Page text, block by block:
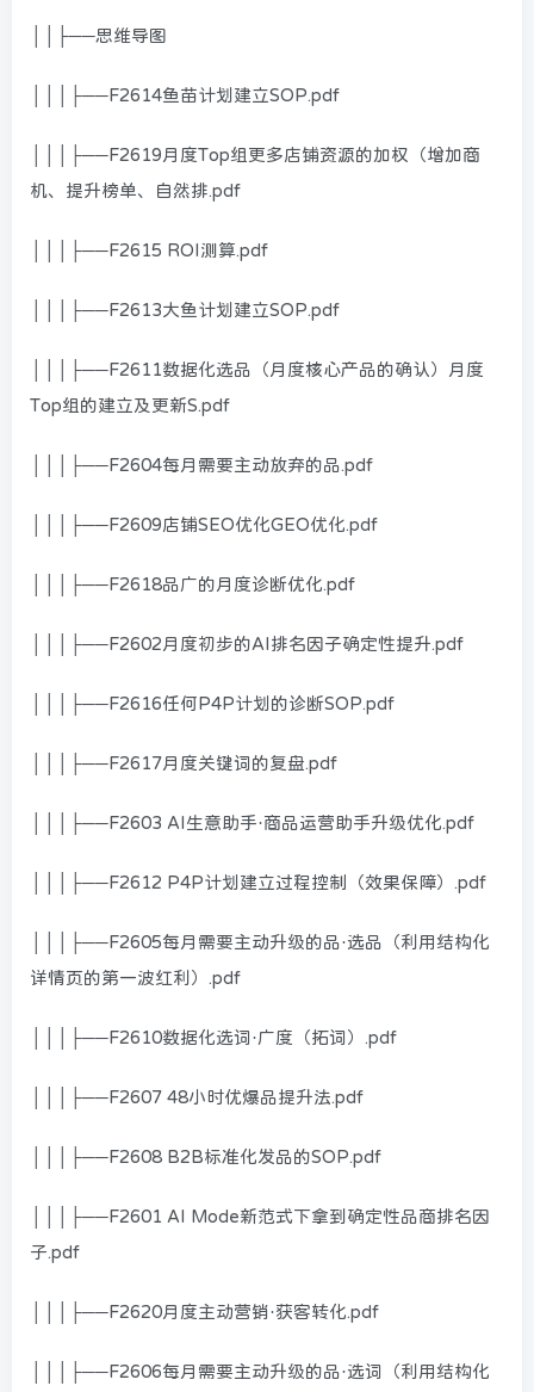
││├──思维导图
│││├──F2614鱼苗计划建立SOP.pdf
│││├──F2619月度Top组更多店铺资源的加权（增加商
机、提升榜单、自然排.pdf
│││├──F2615 ROI测算.pdf
│││├──F2613大鱼计划建立SOP.pdf
│││├──F2611数据化选品（月度核心产品的确认）月度
Top组的建立及更新S.pdf
│││├──F2604每月需要主动放弃的品.pdf
│││├──F2609店铺SEO优化GEO优化.pdf
│││├──F2618品广的月度诊断优化.pdf
│││├──F2602月度初步的AI排名因子确定性提升.pdf
│││├──F2616任何P4P计划的诊断SOP.pdf
│││├──F2617月度关键词的复盘.pdf
│││├──F2603 AI生意助手·商品运营助手升级优化.pdf
│││├──F2612 P4P计划建立过程控制（效果保障）.pdf
│││├──F2605每月需要主动升级的品·选品（利用结构化
详情页的第一波红利）.pdf
│││├──F2610数据化选词·广度（拓词）.pdf
│││├──F2607 48小时优爆品提升法.pdf
│││├──F2608 B2B标准化发品的SOP.pdf
│││├──F2601 AI Mode新范式下拿到确定性品商排名因
子.pdf
│││├──F2620月度主动营销·获客转化.pdf
│││├──F2606每月需要主动升级的品·选词（利用结构化